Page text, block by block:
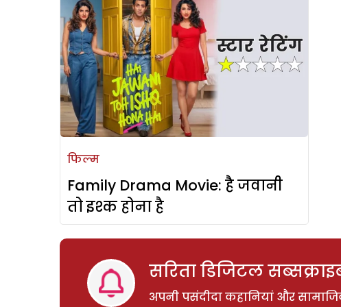
फिल्म
Family Drama Movie: है जवानी
तो इश्क होना है
सरिता डिजिटल
अपनी पसंदीदा कहानियां और